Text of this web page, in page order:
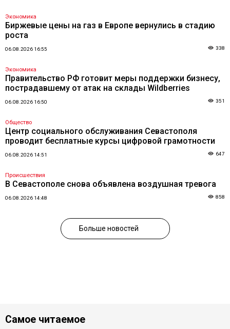
Экономика
Биржевые цены на газ в Европе вернулись в стадию
роста
06.08.2026 16:55 338
Экономика
Правительство РФ готовит меры поддержки бизнесу,
пострадавшему от атак на склады Wildberries
06.08.2026 16:50 351
Общество
Центр социального обслуживания Севастополя
проводит бесплатные курсы цифровой грамотности
06.08.2026 14:51 647
Происшествия
В Севастополе снова объявлена воздушная тревога
06.08.2026 14:48 858
Больше новостей
Самое читаемое